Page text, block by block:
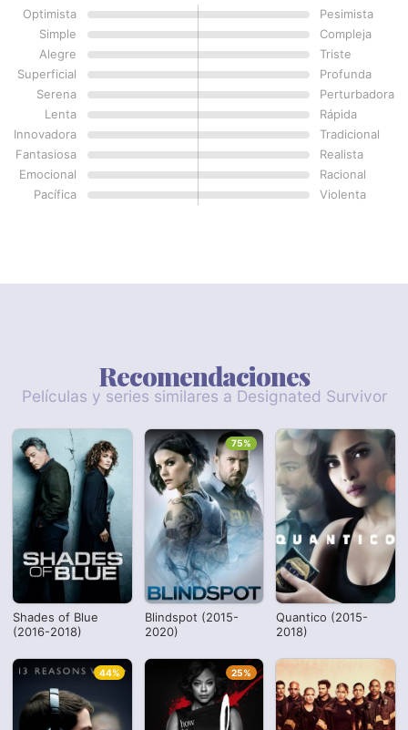
Optimista
Pesimista
Simple
Compleja
Alegre
Triste
Superficial
Profunda
Serena
Perturbadora
Lenta
Rápida
Innovadora
Tradicional
Fantasiosa
Realista
Emocional
Racional
Pacífica
Violenta
Recomendaciones
Películas y series similares a Designated Survivor
Shades of Blue
(2016-2018)
Blindspot (2015-
2020)
75%
Quantico (2015-
2018)
44% 25%